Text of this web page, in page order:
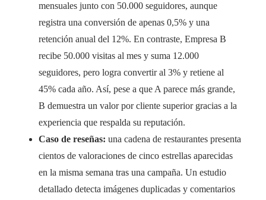
mensuales junto con 50.000 seguidores, aunque
registra una conversión de apenas 0,5% y una
retención anual del 12%. En contraste, Empresa B
recibe 50.000 visitas al mes y suma 12.000
seguidores, pero logra convertir al 3% y retiene al
45% cada año. Así, pese a que A parece más grande,
B demuestra un valor por cliente superior gracias a la
experiencia que respalda su reputación.
Caso de reseñas: una cadena de restaurantes presenta
cientos de valoraciones de cinco estrellas aparecidas
en la misma semana tras una campaña. Un estudio
detallado detecta imágenes duplicadas y comentarios